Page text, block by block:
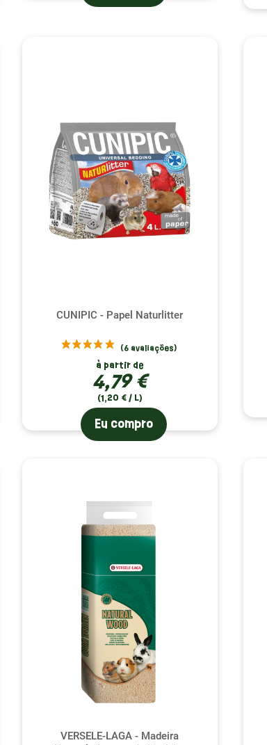
CUNIPIC - Papel Naturlitter
à partir de
4,79 €
(1,20 € / L)
Eu compro
VERSELE-LAGA - Madeira